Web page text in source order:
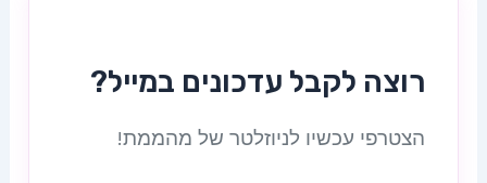
רוצה לקבל עדכונים במייל?
הצטרפי עכשיו לניוזלטר של מהממת!